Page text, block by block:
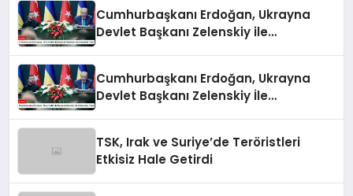
Cumhurbaşkanı Erdoğan, Ukrayna
Devlet Başkanı Zelenskiy ile
Cumhurbaşkanı Erdoğan, Ukrayna
Devlet Başkanı Zelenskiy İle
TSK, Irak ve Suriye’de Teröristleri
Etkisiz Hale Getirdi